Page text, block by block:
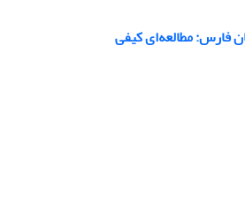
فارس: مطالعه‌ای کیفی